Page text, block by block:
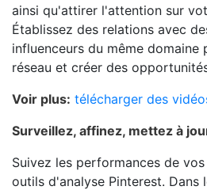
ainsi qu'attirer l'attention sur
Établissez des relations avec
influenceurs du même
réseau et créer des
Voir plus: télécharger des
Surveillez, affinez, mettez à
Suivez les performances de
outils d'analyse Pinterest. Dans